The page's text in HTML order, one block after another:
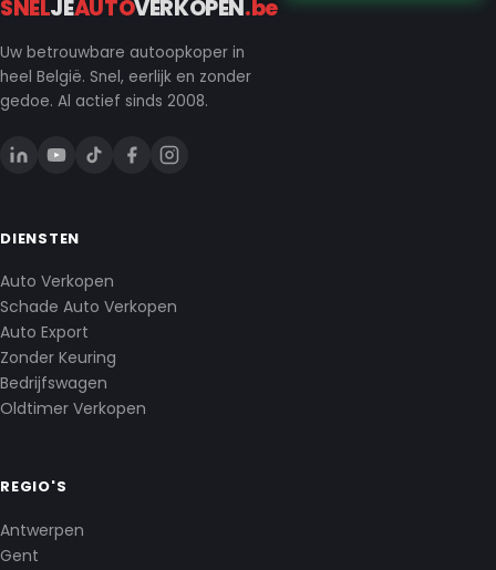
SNELJEAUTOVERKOPEN.be
Uw betrouwbare autoopkoper in
heel België. Snel, eerlijk en zonder
gedoe. Al actief sinds 2008.
DIENSTEN
Auto Verkopen
Schade Auto Verkopen
Auto Export
Zonder Keuring
Bedrijfswagen
Oldtimer Verkopen
REGIO'S
Antwerpen
Gent